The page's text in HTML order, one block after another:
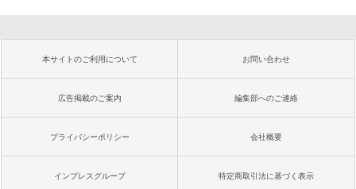
本サイトのご利用について お問い合わせ
広告掲載のご案内 編集部へのご連絡
プライバシーポリシー 会社概要
インプレスグループ 特定商取引法に基づく表示